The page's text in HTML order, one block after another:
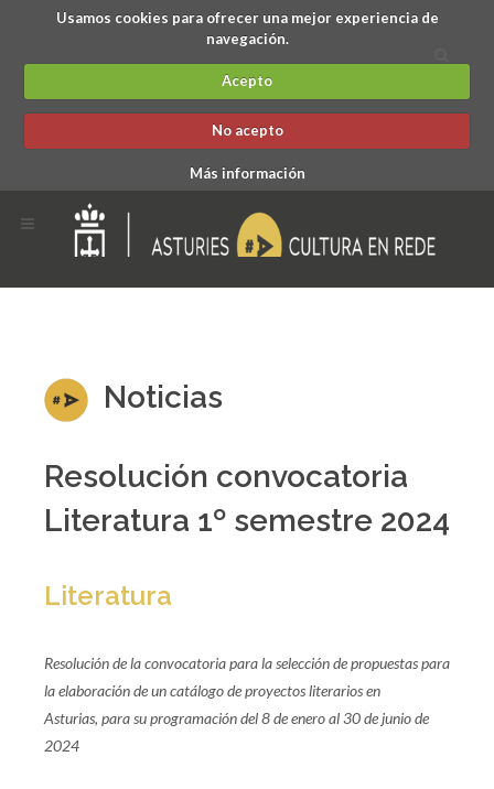
Usamos cookies para ofrecer una mejor experiencia de
navegación.
Acepto
No acepto
Más información
Noticias
Resolución convocatoria
Literatura 1º semestre 2024
Literatura
Resolución de la convocatoria para la selección de propuestas para
la elaboración de un catálogo de proyectos literarios en
Asturias, para su programación del 8 de enero al 30 de junio de
2024